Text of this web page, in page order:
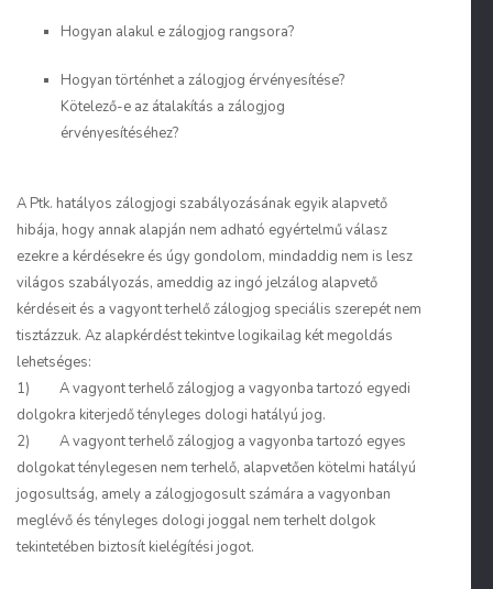
Hogyan alakul e zálogjog rangsora?
Hogyan történhet a zálogjog érvényesítése?
Kötelező-e az átalakítás a zálogjog
érvényesítéséhez?
A Ptk. hatályos zálogjogi szabályozásának egyik alapvető
hibája, hogy annak alapján nem adható egyértelmű válasz
ezekre a kérdésekre és úgy gondolom, mindaddig nem is lesz
világos szabályozás, ameddig az ingó jelzálog alapvető
kérdéseit és a vagyont terhelő zálogjog speciális szerepét nem
tisztázzuk. Az alapkérdést tekintve logikailag két megoldás
lehetséges:
1) A vagyont terhelő zálogjog a vagyonba tartozó egyedi
dolgokra kiterjedő tényleges dologi hatályú jog.
2) A vagyont terhelő zálogjog a vagyonba tartozó egyes
dolgokat ténylegesen nem terhelő, alapvetően kötelmi hatályú
jogosultság, amely a zálogjogosult számára a vagyonban
meglévő és tényleges dologi joggal nem terhelt dolgok
tekintetében biztosít kielégítési jogot.